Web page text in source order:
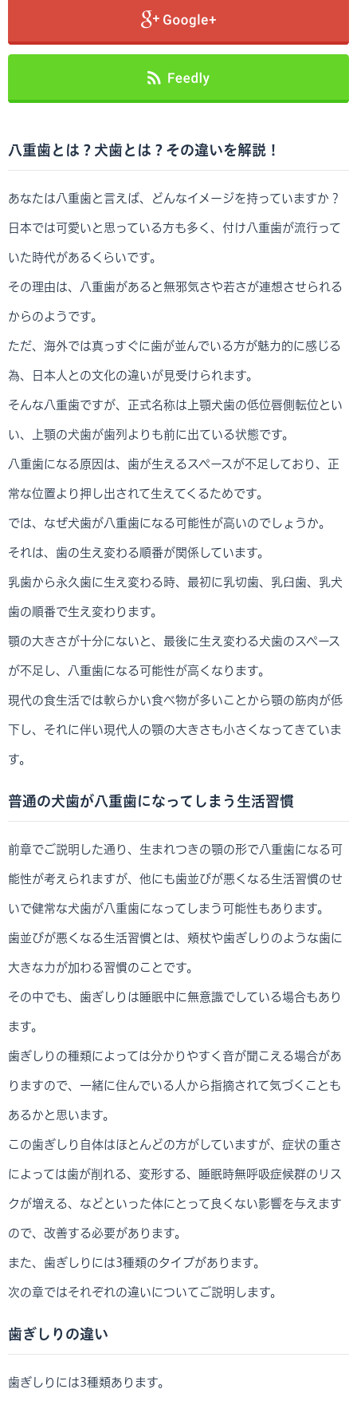
八重歯とは？犬歯とは？その違いを解説！
あなたは八重歯と言えば、どんなイメージを持っていますか？
日本では可愛いと思っている方も多く、付け八重歯が流行って
いた時代があるくらいです。
その理由は、八重歯があると無邪気さや若さが連想させられる
からのようです。
ただ、海外では真っすぐに歯が並んでいる方が魅力的に感じる
為、日本人との文化の違いが見受けられます。
そんな八重歯ですが、正式名称は上顎犬歯の低位唇側転位とい
い、上顎の犬歯が歯列よりも前に出ている状態です。
八重歯になる原因は、歯が生えるスペースが不足しており、正
常な位置より押し出されて生えてくるためです。
では、なぜ犬歯が八重歯になる可能性が高いのでしょうか。
それは、歯の生え変わる順番が関係しています。
乳歯から永久歯に生え変わる時、最初に乳切歯、乳臼歯、乳犬
歯の順番で生え変わります。
顎の大きさが十分にないと、最後に生え変わる犬歯のスペース
が不足し、八重歯になる可能性が高くなります。
現代の食生活では軟らかい食べ物が多いことから顎の筋肉が低
下し、それに伴い現代人の顎の大きさも小さくなってきていま
す。
普通の犬歯が八重歯になってしまう生活習慣
前章でご説明した通り、生まれつきの顎の形で八重歯になる可
能性が考えられますが、他にも歯並びが悪くなる生活習慣のせ
いで健常な犬歯が八重歯になってしまう可能性もあります。
歯並びが悪くなる生活習慣とは、頬杖や歯ぎしりのような歯に
大きな力が加わる習慣のことです。
その中でも、歯ぎしりは睡眠中に無意識でしている場合もあり
ます。
歯ぎしりの種類によっては分かりやすく音が聞こえる場合があ
りますので、一緒に住んでいる人から指摘されて気づくことも
あるかと思います。
この歯ぎしり自体はほとんどの方がしていますが、症状の重さ
によっては歯が削れる、変形する、睡眠時無呼吸症候群のリス
クが増える、などといった体にとって良くない影響を与えます
ので、改善する必要があります。
また、歯ぎしりには3種類のタイプがあります。
次の章ではそれぞれの違いについてご説明します。
歯ぎしりの違い
歯ぎしりには3種類あります。